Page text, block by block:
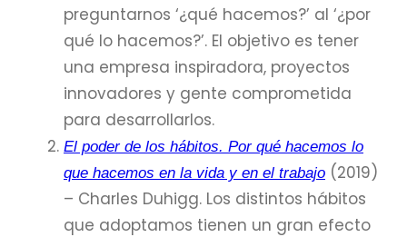
preguntarnos ‘¿qué hacemos?’ al ‘¿por
qué lo hacemos?’. El objetivo es tener
una empresa inspiradora, proyectos
innovadores y gente comprometida
para desarrollarlos.
El poder de los hábitos. Por qué hacemos lo
que hacemos en la vida y en el trabajo (2019)
– Charles Duhigg. Los distintos hábitos
que adoptamos tienen un gran efecto